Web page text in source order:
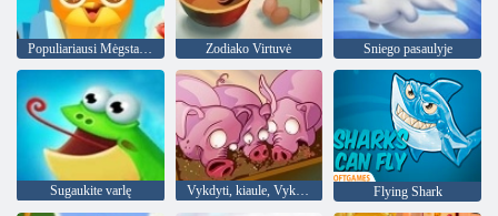
Populiariausi Mėgstamiausi Draugai Zodiako Virtuvė Sniego pasaulyje
Sugaukite varlę Vykdyti, kiaule, Vykdyti Flying Shark